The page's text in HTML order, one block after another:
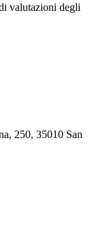
valutazioni degli
250, 35010 San